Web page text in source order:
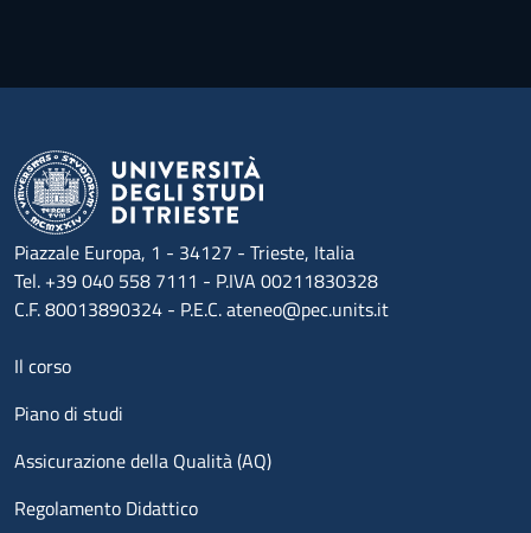
Piazzale Europa, 1 - 34127 - Trieste, Italia
Tel. +39 040 558 7111 - P.IVA 00211830328
C.F. 80013890324 - P.E.C. ateneo@pec.units.it
Menu footer 1
Il corso
Piano di studi
Assicurazione della Qualità (AQ)
Regolamento Didattico